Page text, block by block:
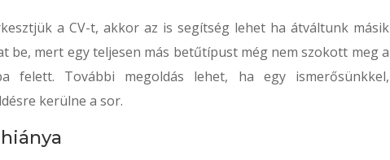
a CV-t, akkor az is segítség lehet ha átváltunk másik
be, mert egy teljesen más betűtípust még nem szokott meg a
További megoldás lehet, ha egy ismerősünkkel,
kerülne a sor.